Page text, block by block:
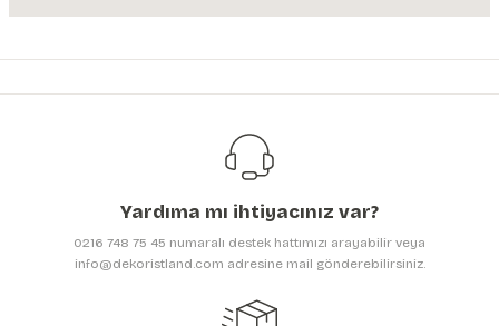
yetersiz gördüğünüz noktaları öneri formunu kullanarak tarafımıza
Görüş ve önerileriniz için teşekkür ederiz.
Ürün resmi kalitesiz, bozuk veya görüntülenemiyor.
Ürün bilgilerinde hatalar bulunuyor.
Yardıma mı ihtiyacınız var?
0216 748 75 45 numaralı destek hattımızı arayabilir veya
info@dekoristland.com adresine mail gönderebilirsiniz.